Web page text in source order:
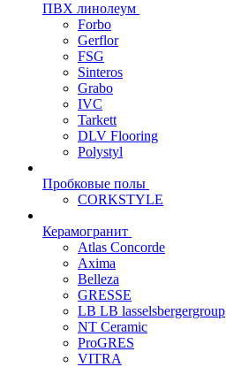
ПВХ линолеум
Forbo
Gerflor
FSG
Sinteros
Grabo
IVC
Tarkett
DLV Flooring
Polystyl
Пробковые полы
CORKSTYLE
Керамогранит
Atlas Concorde
Axima
Belleza
GRESSE
LB LB lasselsbergergroup
NT Ceramic
ProGRES
VITRA